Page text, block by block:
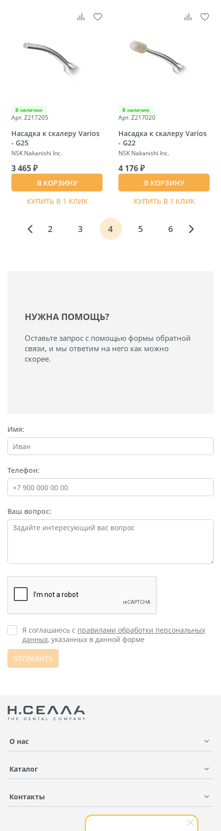
В наличии
Арт. Z217205
Насадка к скалеру Varios
- G25
NSK Nakanishi Inc.
3 465 ₽
В КОРЗИНУ
КУПИТЬ В 1 КЛИК
В наличии
Арт. Z217020
Насадка к скалеру Varios
- G22
NSK Nakanishi Inc.
4 176 ₽
В КОРЗИНУ
КУПИТЬ В 1 КЛИК
2 3 4 5 6
НУЖНА ПОМОЩЬ?
Оставьте запрос с помощью формы обратной
связи, и мы ответим на него как можно
скорее.
Имя:
Телефон:
Ваш вопрос:
Я соглашаюсь с правилами обработки персональных
данных, указанных в данной форме
ОТПРАВИТЬ
О нас
Каталог
Контакты